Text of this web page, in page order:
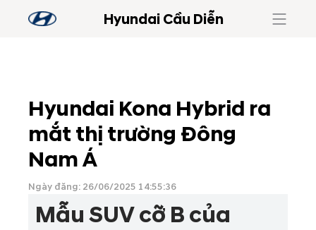
Hyundai Cầu Diễn
Hyundai Kona Hybrid ra
mắt thị trường Đông
Nam Á
Ngày đăng: 26/06/2025 14:55:36
Mẫu SUV cỡ B của